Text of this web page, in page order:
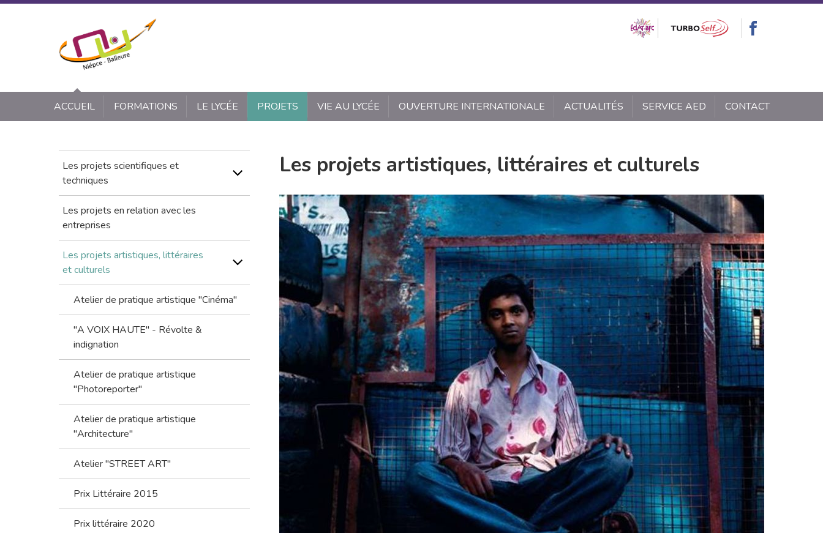
ACCUEIL FORMATIONS LE LYCÉE PROJETS VIE AU LYCÉE OUVERTURE INTERNATIONALE ACTUALITÉS SERVICE AED CONTACT
Les projets artistiques, littéraires et culturels
Les projets scientifiques et
techniques
Les projets en relation avec les
entreprises
Les projets artistiques, littéraires
et culturels
Atelier de pratique artistique "Cinéma"
"A VOIX HAUTE" - Révolte &
indignation
Atelier de pratique artistique
"Photoreporter"
Atelier de pratique artistique
"Architecture"
Atelier "STREET ART"
Prix Littéraire 2015
Prix littéraire 2020
Panneau de gestion des cookies